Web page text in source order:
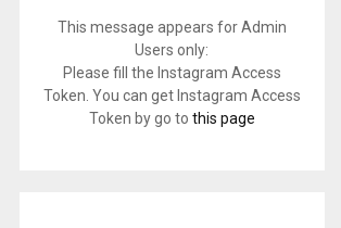
This message appears for Admin
Users only:
Please fill the Instagram Access
Token. You can get Instagram Access
Token by go to this page